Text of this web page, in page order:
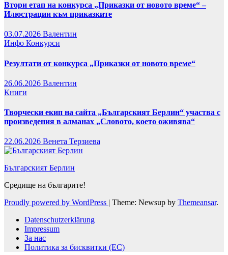
Втори етап на конкурса „Приказки от новото време“ –
Илюстрации към приказките
03.07.2026 Валентин
Инфо Конкурси
Резултати от конкурса „Приказки от новото време“
26.06.2026 Валентин
Книги
Творчески екип на сайта „Българският Берлин“ участва с
произведения в алманах „Словото, което оживява“
22.06.2026 Венета Терзиева
Българският Берлин
Средище на българите!
Proudly powered by WordPress | Theme: Newsup by Themeansar.
Datenschutzerklärung
Impressum
За нас
Политика за бисквитки (ЕС)